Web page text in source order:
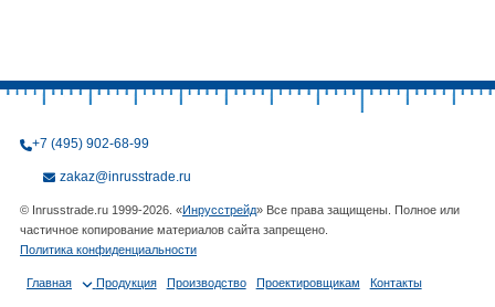
+7 (495) 902-68-99
zakaz@inrusstrade.ru
© Inrusstrade.ru 1999-2026. «Инрусстрейд» Все права защищены. Полное или
частичное копирование материалов сайта запрещено.
Политика конфиденциальности
Главная Продукция Производство Проектировщикам Контакты